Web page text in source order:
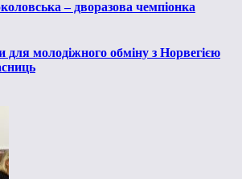
– дворазова чемпіонка
для молодіжного обміну з Норвегією